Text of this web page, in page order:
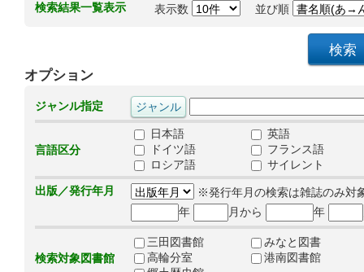
検索結果一覧表示 表示数 並び順
オプション
ジャンル指定
言語区分
日本語
英語
ドイツ語
フランス語
ロシア語
サイレント
出版／発行年月
※発行年月の検索は雑誌のみ対
年
月から 年
検索対象図書館
三田図書館
みなと図書
高輪分室
港南図書館